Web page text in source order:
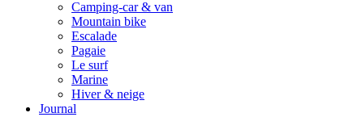
Camping-car & van
Mountain bike
Escalade
Pagaie
Le surf
Marine
Hiver & neige
Journal